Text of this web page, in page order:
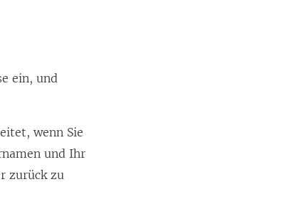
ein, und
wenn Sie
und Ihr
zurück zu